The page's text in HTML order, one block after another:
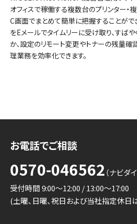
オフィスで稼働する複数台のプリンター・
C画面でまとめて簡単に把握することがで
をEメールでタイムリーに受け取り、すば
か、設定のリモート変更やトナーの残量確
理業務を効率化できます。
お電話でご相談
0570-046562 （ナビダ
受付時間 9:00～12:00 / 13:00～17:00
(土曜、日曜、祝日および当社指定休日